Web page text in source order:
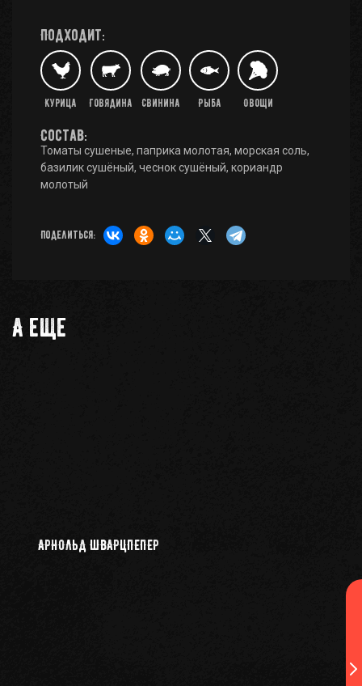
Подходит:
Курица Говядина Свинина Рыба Овощи
Состав:
Томаты сушеные, паприка молотая, морская соль,
базилик сушёный, чеснок сушёный, кориандр
молотый
Поделиться:
А еще
АРНОЛЬД ШВАРЦПЕПЕР